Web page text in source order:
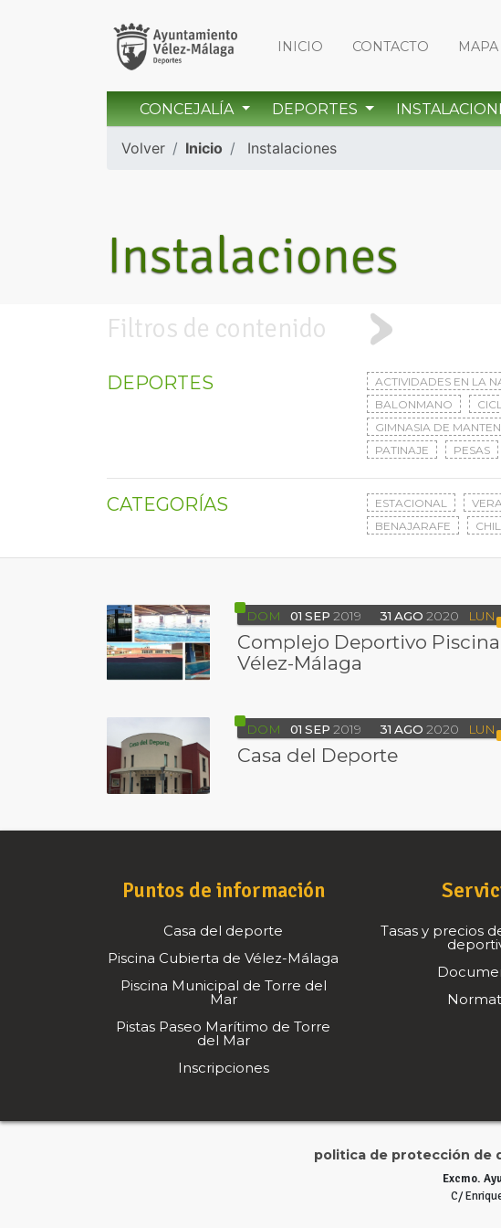
INICIO CONTACTO
CONCEJALÍA DEPORTES
Volver Inicio Instalaciones
Instalaciones
Filtros de contenido
DEPORTES ACTIVIDADES EN LA
BALONMANO
GIMNASIA DE
PATINAJE
PESAS
CATEGORÍAS ESTACIONAL
BENAJARAFE
DOM 01 SEP 2019 31 AGO 2020 LUN
Complejo Deportivo
Vélez-Málaga
DOM 01 SEP 2019 31 AGO 2020 LUN
Casa del Deporte
Puntos de información
Casa del deporte
Piscina Cubierta de Vélez-Málaga
Piscina Municipal de Torre del
Mar
Pistas Paseo Marítimo de Torre
del Mar
Inscripciones
Tasas y precios
politica de protección de
Excmo.
C/